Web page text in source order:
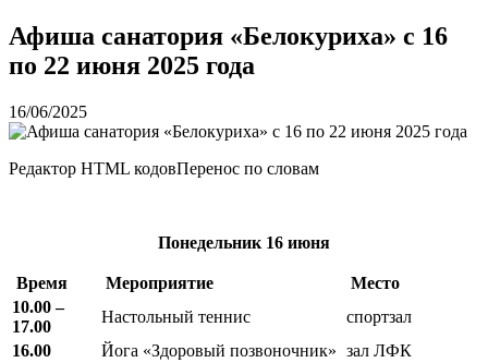
Афиша санатория «Белокуриха» с 16
по 22 июня 2025 года
16/06/2025
Редактор HTML кодовПеренос по словам
Понедельник 16 июня
Время Мероприятие
Место
10.00 –
17.00
Настольный теннис
спортзал
16.00
Йога «Здоровый позвоночник» зал ЛФК